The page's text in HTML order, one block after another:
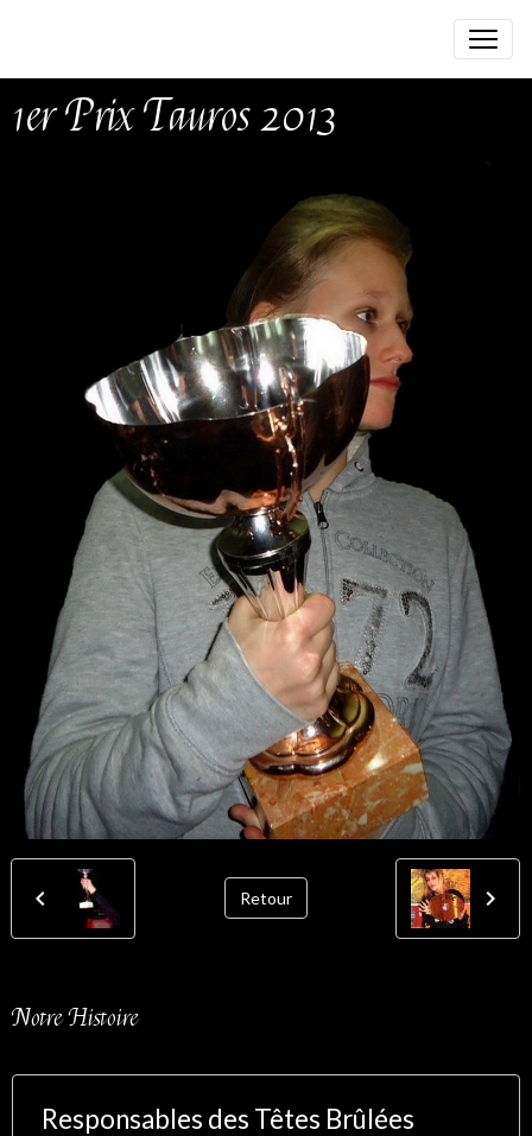
1er Prix Tauros 2013
Retour
Notre Histoire
Responsables des Têtes Brûlées